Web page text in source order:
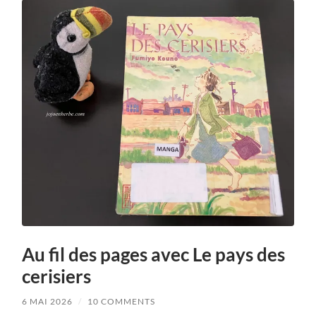
Au fil des pages avec Le pays des
cerisiers
6 MAI 2026 / 10 COMMENTS